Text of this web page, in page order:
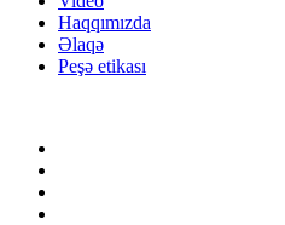
Haqqımızda
Əlaqə
Peşə etikası